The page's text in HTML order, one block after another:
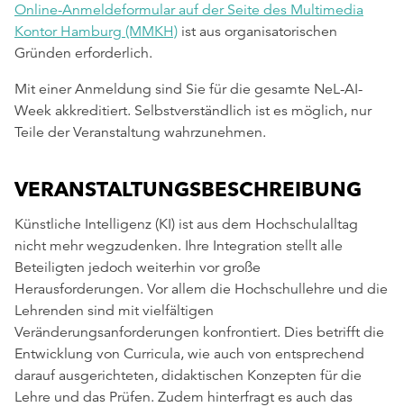
Online-Anmeldeformular auf der Seite des Multimedia
Kontor Hamburg (MMKH) ist aus organisatorischen
Gründen erforderlich.
Mit einer Anmeldung sind Sie für die gesamte NeL-AI-
Week akkreditiert. Selbstverständlich ist es möglich, nur
Teile der Veranstaltung wahrzunehmen.
VERANSTALTUNGSBESCHREIBUNG
Künstliche Intelligenz (KI) ist aus dem Hochschulalltag
nicht mehr wegzudenken. Ihre Integration stellt alle
Beteiligten jedoch weiterhin vor große
Herausforderungen. Vor allem die Hochschullehre und die
Lehrenden sind mit vielfältigen
Veränderungsanforderungen konfrontiert. Dies betrifft die
Entwicklung von Curricula, wie auch von entsprechend
darauf ausgerichteten, didaktischen Konzepten für die
Lehre und das Prüfen. Zudem hinterfragt es auch das